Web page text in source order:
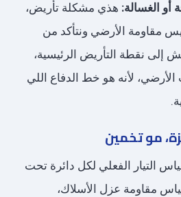
أو الغسالة: هذي مشكلة تأريض،
مقاومة الأرضي ونتأكد من
إلى نقطة التأريض الرئيسية،
لأنه هو خط الدفاع اللي
مو تخمين
التيار الفعلي لكل دائرة تحت
مقاومة عزل الأسلاك،